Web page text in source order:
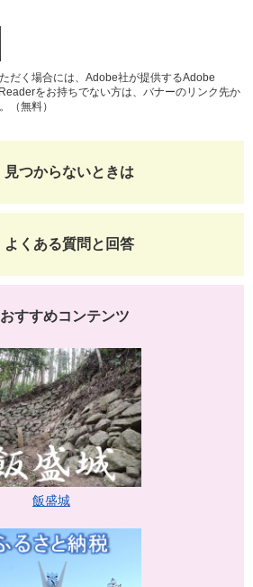
だく場合には、Adobe社が提供するAdobe
をお持ちでない方は、バナーのリンク先か
（無料）
見つからないときは
よくある質問と回答
おすすめコンテンツ
飯盛城